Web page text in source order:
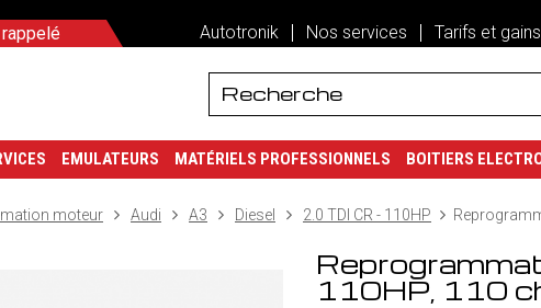
Autotronik Nos services Tarifs et gains
EMULATEURS MATÉRIELS PROFESSIONNELS BOITIERS
moteur Audi A3 Diesel 2.0 TDI CR - 110HP
110HP, 110